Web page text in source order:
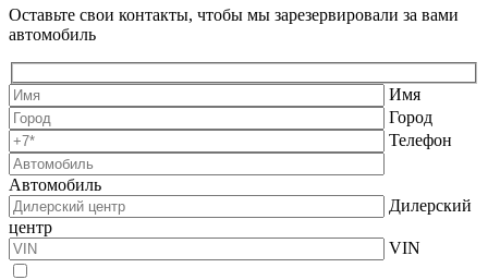
Оставьте свои контакты, чтобы мы зарезервировали за вами
автомобиль
Имя
Город
Телефон
Автомобиль
Дилерский
центр
VIN